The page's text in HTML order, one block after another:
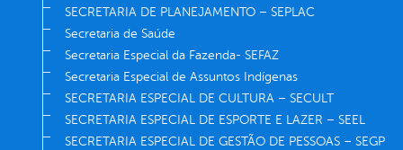
SECRETARIA DE PLANEJAMENTO – SEPLAC
Secretaria de Saúde
Secretaria Especial da Fazenda- SEFAZ
Secretaria Especial de Assuntos Indígenas
SECRETARIA ESPECIAL DE CULTURA – SECULT
SECRETARIA ESPECIAL DE ESPORTE E LAZER – SEEL
SECRETARIA ESPECIAL DE GESTÃO DE PESSOAS – SEGP